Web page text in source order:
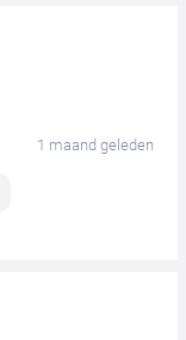
1 maand geleden